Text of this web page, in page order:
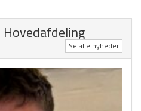
Se alle nyheder